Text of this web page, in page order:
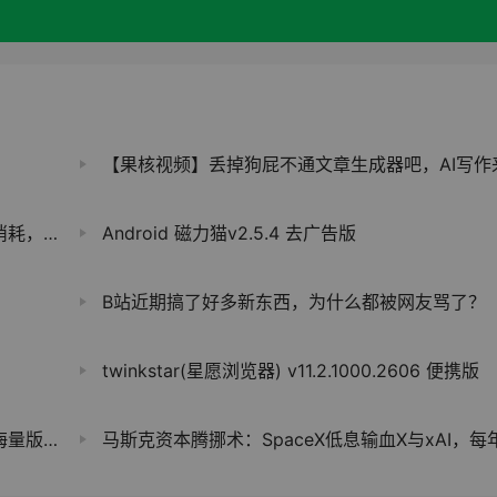
【果核视频】丢掉狗屁不通文章生成器吧，AI写作来了
） Android 磁力猫v2.5.4 去广告版
B站近期搞了好多新东西，为什么都被网友骂了？
twinkstar(星愿浏览器) v11.2.1000.2606 便携版
歌曲 马斯克资本腾挪术：SpaceX低息输血X与xAI，每年省息近10亿美